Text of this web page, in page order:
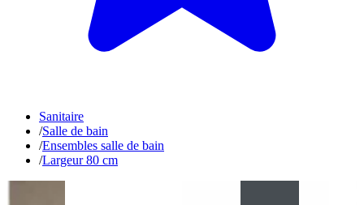
Sanitaire
/Salle de bain
/Ensembles salle de bain
/Largeur 80 cm